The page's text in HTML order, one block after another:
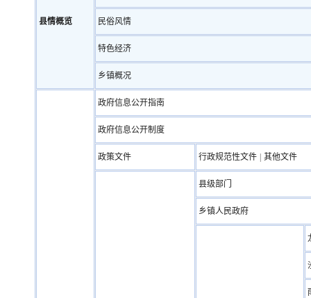
县情概览 民俗风情
特色经济
乡镇概况
政府信息公开指南
政府信息公开制度
政策文件 行政规范性文件 其他文件
县级部门
乡镇人民政府